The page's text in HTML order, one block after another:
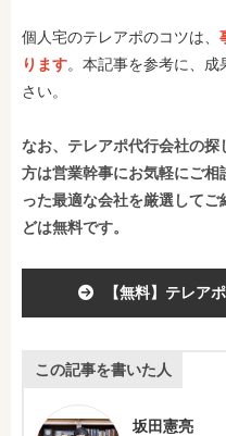
個人宅のテレアポのコツは、
ります。本記事を参考に、
さい。
なお、テレアポ代行会社の探
方は営業幹事にお気軽にご
った最適な会社を厳選して
どは無料です。
【無料】テレア
この記事を書いた人
坂田憲亮